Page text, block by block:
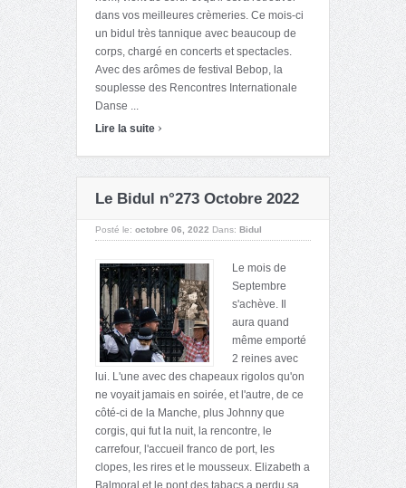
dans vos meilleures crèmeries. Ce mois-ci
un bidul très tannique avec beaucoup de
corps, chargé en concerts et spectacles.
Avec des arômes de festival Bebop, la
souplesse des Rencontres Internationale
Danse ...
Lire la suite ›
Le Bidul n°273 Octobre 2022
Posté le: octobre 06, 2022 Dans: Bidul
Le mois de
Septembre
s'achève. Il
aura quand
même emporté
2 reines avec
lui. L'une avec des chapeaux rigolos qu'on
ne voyait jamais en soirée, et l'autre, de ce
côté-ci de la Manche, plus Johnny que
corgis, qui fut la nuit, la rencontre, le
carrefour, l'accueil franco de port, les
clopes, les rires et le mousseux. Elizabeth a